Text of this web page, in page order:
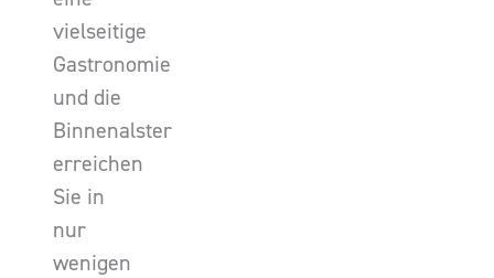
vielseitige
Gastronomie
und die
Binnenalster
erreichen
Sie in
nur
wenigen